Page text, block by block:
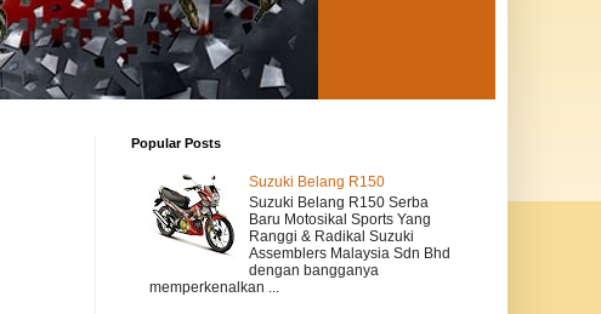
Popular Posts
Suzuki Belang R150
Suzuki Belang R150 Serba
Baru Motosikal Sports Yang
Ranggi & Radikal Suzuki
Assemblers Malaysia Sdn Bhd
dengan bangganya
memperkenalkan ...